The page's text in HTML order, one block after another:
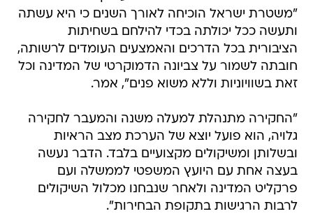
"משטרת ישראל הוכיחה לאורך השנים כי היא עשתה
ותעשה ככל יכולתה בכדי להילחם בשחיתות
הציבורית בכל הדרכים והאמצעים העומדים לרשותה,
חובתה לשמור על צביונה הדמוקרטי של המדינה וכל
זאת בשוויוניות וללא משוא פנים", אמר.
"החקירה מתנהלת למעלה משנה והמעבר לחקירה
גלויה, הוא פועל יוצא של הערכת מצב הראיות
ובשלותן ומשיקולים מקצועיים בלבד. הדבר נעשה
בעצה אחת עם היועץ המשפטי לממשלה ועם
פרקליט המדינה ולאחר שנבחנו מכלול השיקולים
לרבות הרגישות בתקופת הבחירות".